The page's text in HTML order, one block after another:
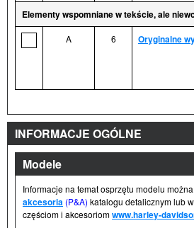
Elementy wspomniane w tekście, ale
A 6 Oryginalne
INFORMACJE OGÓLNE
Modele
Informacje na temat osprzętu modelu
akcesoria (P&A) katalogu detalicznym lub
częściom i akcesoriomwww.harley-